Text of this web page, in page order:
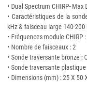
• Dual Spectrum CHIRP-
• Caractéristiques de la
kHz & faisceau large 140-200
• Fréquences module CHIRP
• Nombre de faisceaux : 2
• Sonde traversante bronze :
• Sonde traversante
• Dimensions (mm) : 25 X 50